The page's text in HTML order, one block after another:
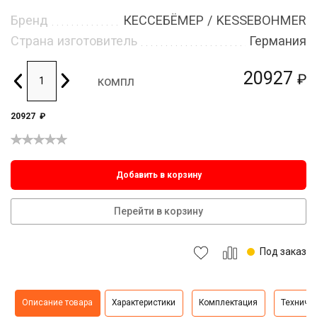
20927 ₽
Бренд
КЕССЕБЁМЕР / KESSEBOHMER
Страна изготовитель
Германия
компл
20927 ₽
Добавить в корзину
Перейти в корзину
Под заказ
Описание товара Характеристики Комплектация